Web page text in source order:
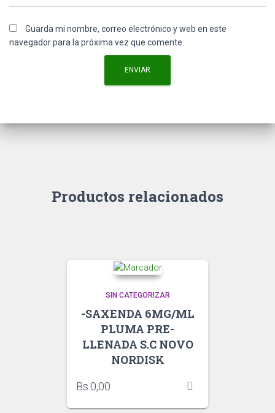
Guarda mi nombre, correo electrónico y web en este
navegador para la próxima vez que comente.
Productos relacionados
SIN CATEGORIZAR
-SAXENDA 6MG/ML
PLUMA PRE-
LLENADA S.C NOVO
NORDISK
Bs.0,00